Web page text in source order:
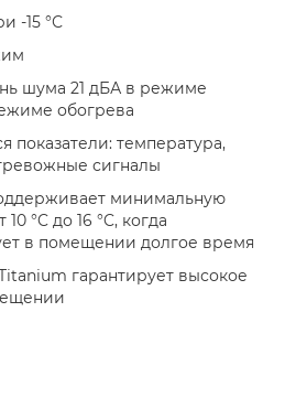
-15 °С
шума 21 дБА в режиме
обогрева
показатели: температура,
сигналы
минимальную
°C до 16 °C, когда
в помещении долгое время
гарантирует высокое